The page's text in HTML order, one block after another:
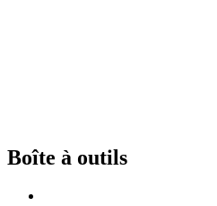
Boîte à outils